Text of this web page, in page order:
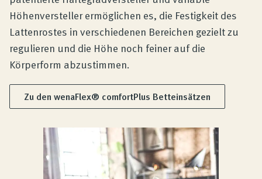
Höhenversteller ermöglichen es, die Festigkeit des
Lattenrostes in verschiedenen Bereichen gezielt zu
regulieren und die Höhe noch feiner auf die
Körperform abzustimmen.
Zu den wenaFlex® comfortPlus Betteinsätzen